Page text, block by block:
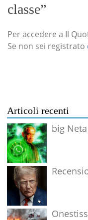
classe”
Per accedere a Il
Se non sei registrato
Articoli recenti
big Neta